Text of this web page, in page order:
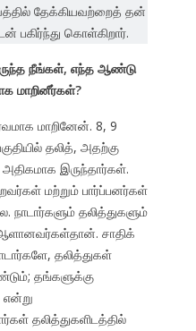
தேக்கியவற்றைத் தன்
பகிர்ந்து கொள்கிறார்.
நீங்கள், எந்த ஆண்டு
மாறினீர்கள்?
மாறினேன். 8, 9
தலித், அதற்கு
இருந்தார்கள்.
மற்றும் பார்ப்பனர்கள்
நாடார்களும் தலித்துகளும்
சாதிக்
தலித்துகள்
தங்களுக்கு
தலித்துகளிடத்தில்